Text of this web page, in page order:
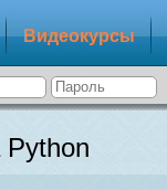
Видеокурсы
Python